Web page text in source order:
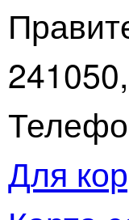
Для